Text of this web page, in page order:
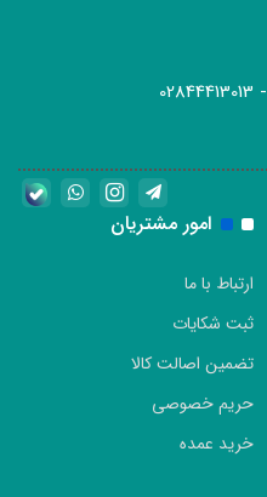
امور مشتریان
ارتباط با ما
ثبت شکایات
تضمین اصالت کالا
حریم خصوصی
خرید عمده